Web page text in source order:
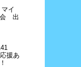
イ
会 出
援あ